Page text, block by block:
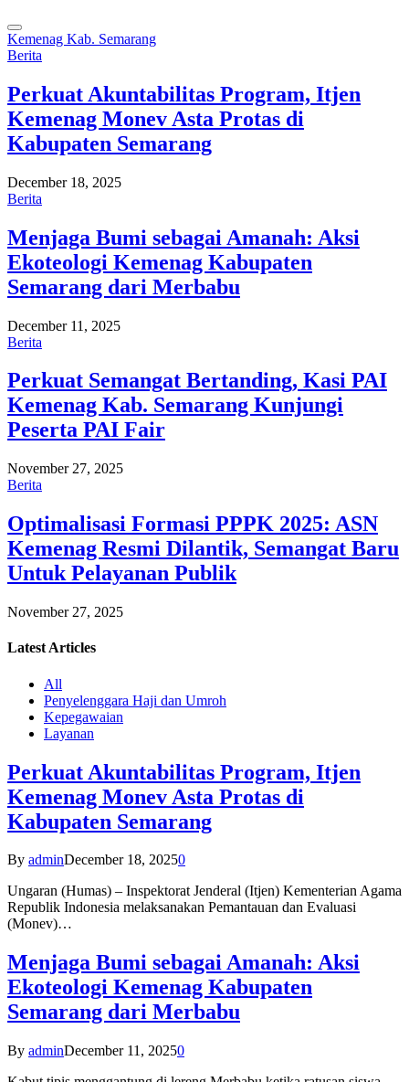
Kemenag Kab. Semarang
Berita
Perkuat Akuntabilitas Program, Itjen
Kemenag Monev Asta Protas di
Kabupaten Semarang
December 18, 2025
Berita
Menjaga Bumi sebagai Amanah: Aksi
Ekoteologi Kemenag Kabupaten
Semarang dari Merbabu
December 11, 2025
Berita
Perkuat Semangat Bertanding, Kasi PAI
Kemenag Kab. Semarang Kunjungi
Peserta PAI Fair
November 27, 2025
Berita
Optimalisasi Formasi PPPK 2025: ASN
Kemenag Resmi Dilantik, Semangat Baru
Untuk Pelayanan Publik
November 27, 2025
Latest Articles
All
Penyelenggara Haji dan Umroh
Kepegawaian
Layanan
Perkuat Akuntabilitas Program, Itjen
Kemenag Monev Asta Protas di
Kabupaten Semarang
By adminDecember 18, 20250
Ungaran (Humas) – Inspektorat Jenderal (Itjen) Kementerian Agama
Republik Indonesia melaksanakan Pemantauan dan Evaluasi
(Monev)…
Menjaga Bumi sebagai Amanah: Aksi
Ekoteologi Kemenag Kabupaten
Semarang dari Merbabu
By adminDecember 11, 20250